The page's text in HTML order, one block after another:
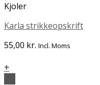
Kjoler
Karla strikkeopskrift
55,00 kr. Incl. Moms
+